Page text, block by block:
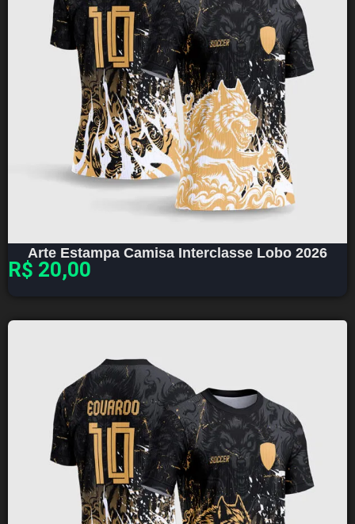
Arte Estampa Camisa Interclasse Lobo 2026
R$ 20,00